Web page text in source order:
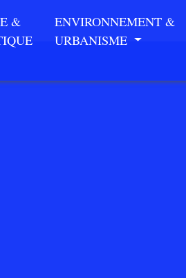
&
ENVIRONNEMENT &
URBANISME